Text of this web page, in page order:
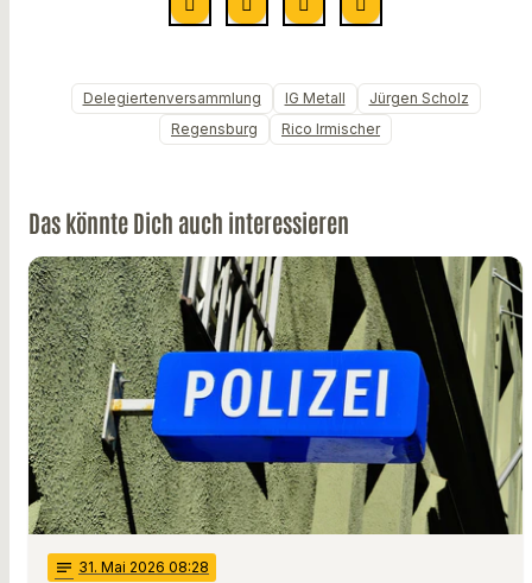
Delegiertenversammlung IG Metall
Jürgen Scholz
Regensburg
Rico Irmischer
Das könnte Dich auch interessieren
notes 31. Mai 2026 08:28